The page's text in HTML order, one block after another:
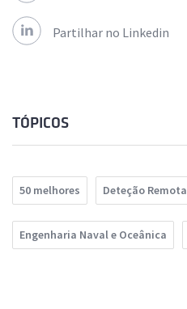
Partilhar no Linkedin
TÓPICOS
50 melhores Deteção Remota
Engenharia Naval e Oceânica